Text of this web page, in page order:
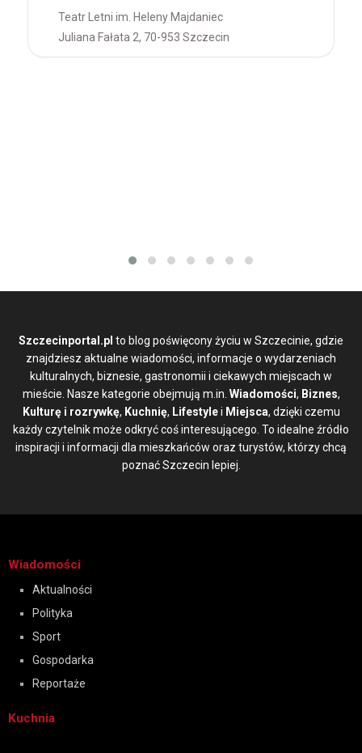
Teatr Letni im. Heleny Majdaniec
Juliana Fałata 2, 70-953 Szczecin
Szczecinportal.pl to blog poświęcony życiu w Szczecinie, gdzie
znajdziesz aktualne wiadomości, informacje o wydarzeniach
kulturalnych, biznesie, gastronomii i ciekawych miejscach w
mieście. Nasze kategorie obejmują m.in. Wiadomości, Biznes,
Kulturę i rozrywkę, Kuchnię, Lifestylei Miejsca, dzięki czemu
każdy czytelnik może odkryć coś interesującego. To idealne źródło
inspiracji i informacji dla mieszkańców oraz turystów, którzy chcą
poznać Szczecin lepiej.
Wiadomości
Aktualności
Polityka
Sport
Gospodarka
Reportaże
Kuchnia